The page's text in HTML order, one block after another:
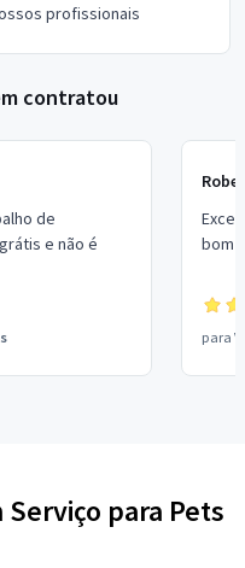
profissionais
contratou
de
e não é
bom
para
para Pets